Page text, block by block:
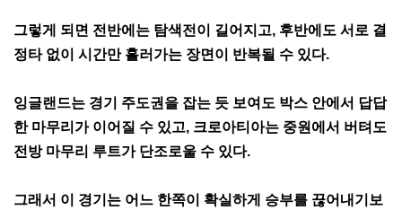
그렇게 되면 전반에는 탐색전이 길어지고, 후반에도 서로 결
정타 없이 시간만 흘러가는 장면이 반복될 수 있다.
잉글랜드는 경기 주도권을 잡는 듯 보여도 박스 안에서 답답
한 마무리가 이어질 수 있고, 크로아티아는 중원에서 버텨도
전방 마무리 루트가 단조로울 수 있다.
그래서 이 경기는 어느 한쪽이 확실하게 승부를 끊어내기보